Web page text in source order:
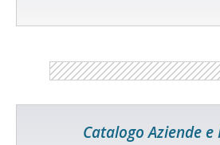
Catalogo Aziende